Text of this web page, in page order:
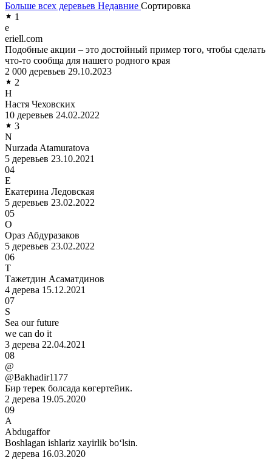
Больше всех деревьев Недавние Сортировка
1
e
eriell.com
Подобные акции – это достойный пример того, чтобы сделать
что-то сообща для нашего родного края
2 000 деревьев 29.10.2023
2
Н
Настя Чеховских
10 деревьев 24.02.2022
3
N
Nurzada Atamuratova
5 деревьев 23.10.2021
04
Е
Екатерина Ледовская
5 деревьев 23.02.2022
05
О
Ораз Абдуразаков
5 деревьев 23.02.2022
06
Т
Тажетдин Асаматдинов
4 дерева 15.12.2021
07
S
Sea our future
we can do it
3 дерева 22.04.2021
08
@
@Bakhadir1177
Бир терек болсада көгертейик.
2 дерева 19.05.2020
09
A
Abdugaffor
Boshlagan ishlariz xayirlik boʻlsin.
2 дерева 16.03.2020